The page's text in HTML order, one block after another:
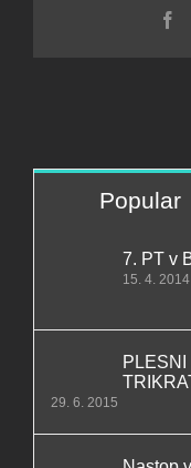
Popular
7. PT v
15. 4. 2014
29. 6. 2015